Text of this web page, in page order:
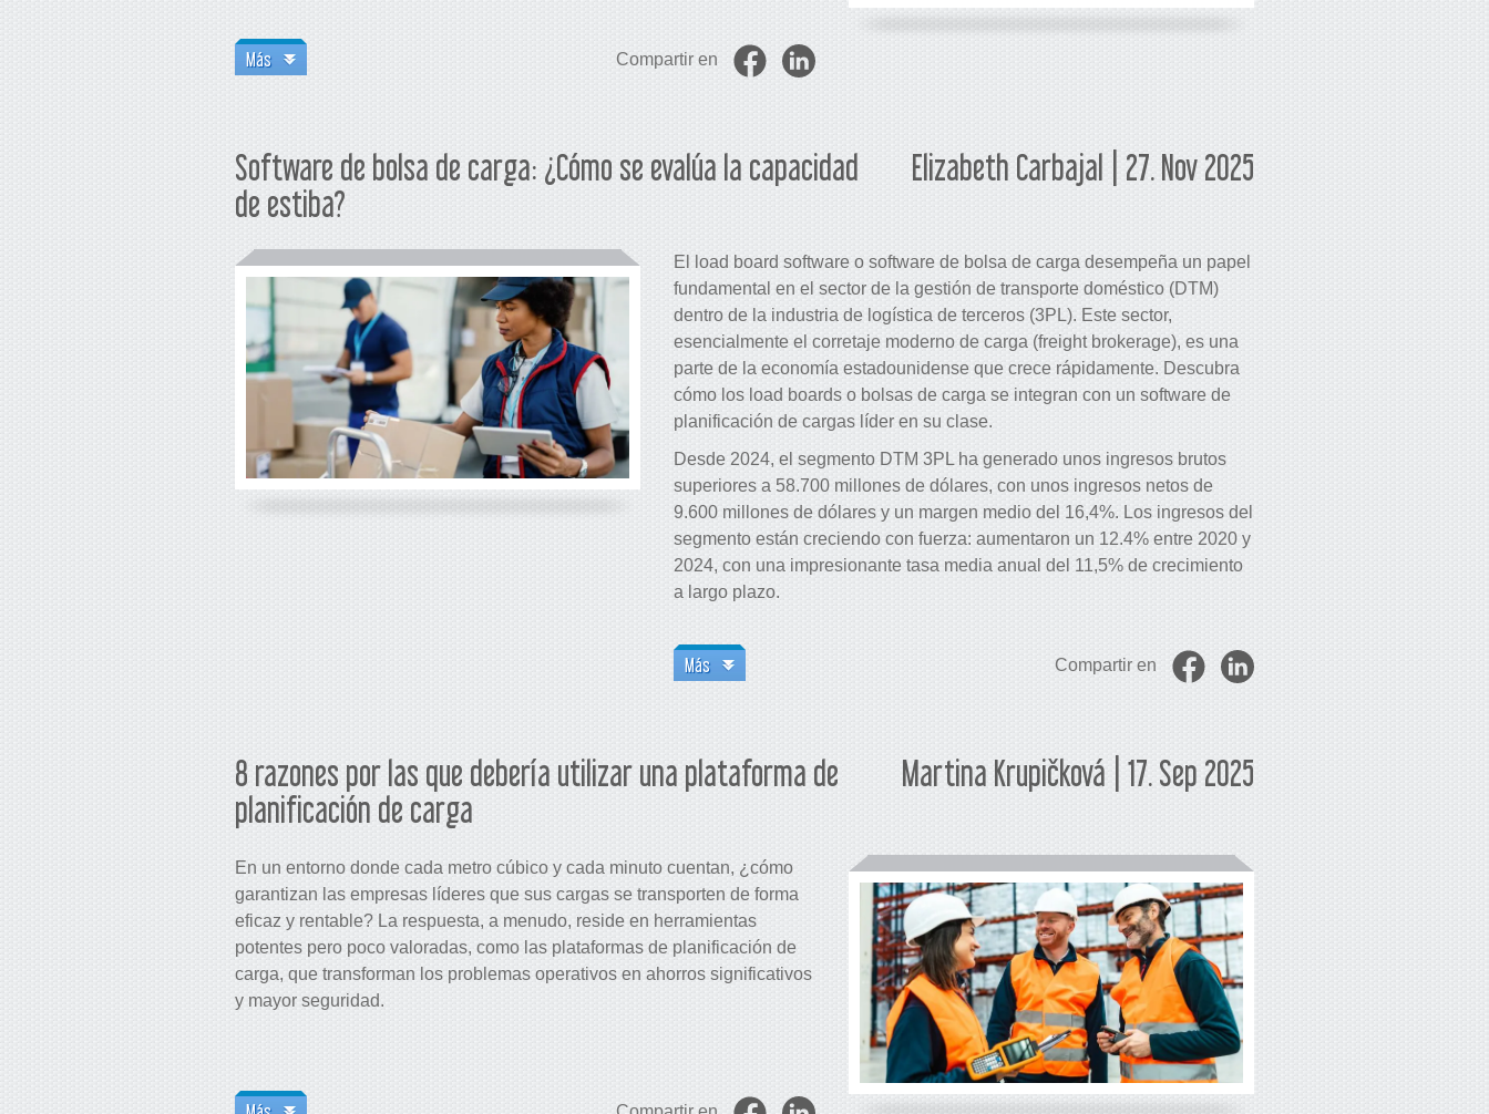
Más Compartir en
Software de bolsa de carga: ¿Cómo se evalúa la capacidad
de estiba?
Elizabeth Carbajal | 27. Nov 2025
El load board software o software de bolsa de carga desempeña un papel
fundamental en el sector de la gestión de transporte doméstico (DTM)
dentro de la industria de logística de terceros (3PL). Este sector,
esencialmente el corretaje moderno de carga (freight brokerage), es una
parte de la economía estadounidense que crece rápidamente. Descubra
cómo los load boards o bolsas de carga se integran con un software de
planificación de cargas líder en su clase.
Desde 2024, el segmento DTM 3PL ha generado unos ingresos brutos
superiores a 58.700 millones de dólares, con unos ingresos netos de
9.600 millones de dólares y un margen medio del 16,4%. Los ingresos del
segmento están creciendo con fuerza: aumentaron un 12.4% entre 2020 y
2024, con una impresionante tasa media anual del 11,5% de crecimiento
a largo plazo.
Más Compartir en
8 razones por las que debería utilizar una plataforma de
planificación de carga
Martina Krupičková | 17. Sep 2025
En un entorno donde cada metro cúbico y cada minuto cuentan, ¿cómo
garantizan las empresas líderes que sus cargas se transporten de forma
eficaz y rentable? La respuesta, a menudo, reside en herramientas
potentes pero poco valoradas, como las plataformas de planificación de
carga, que transforman los problemas operativos en ahorros significativos
y mayor seguridad.